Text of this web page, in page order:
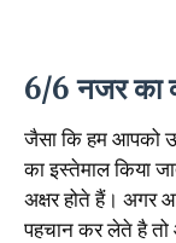
6/6 नजर का
जैसा कि हम आपको
का इस्तेमाल किया
अक्षर होते हैं। अगर
पहचान कर लेते है